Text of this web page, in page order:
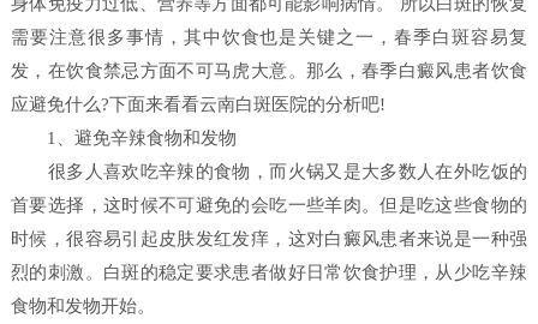
身体免疫力过低、营养等方面都可能影响病情。 所以白斑的恢复
需要注意很多事情，其中饮食也是关键之一，春季白斑容易复
发，在饮食禁忌方面不可马虎大意。那么，春季白癜风患者饮食
应避免什么?下面来看看云南白斑医院的分析吧!
1、避免辛辣食物和发物
很多人喜欢吃辛辣的食物，而火锅又是大多数人在外吃饭的
首要选择，这时候不可避免的会吃一些羊肉。但是吃这些食物的
时候，很容易引起皮肤发红发痒，这对白癜风患者来说是一种强
烈的刺激。白斑的稳定要求患者做好日常饮食护理，从少吃辛辣
食物和发物开始。